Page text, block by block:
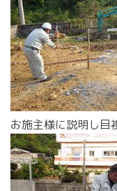
お施主様に説明し目